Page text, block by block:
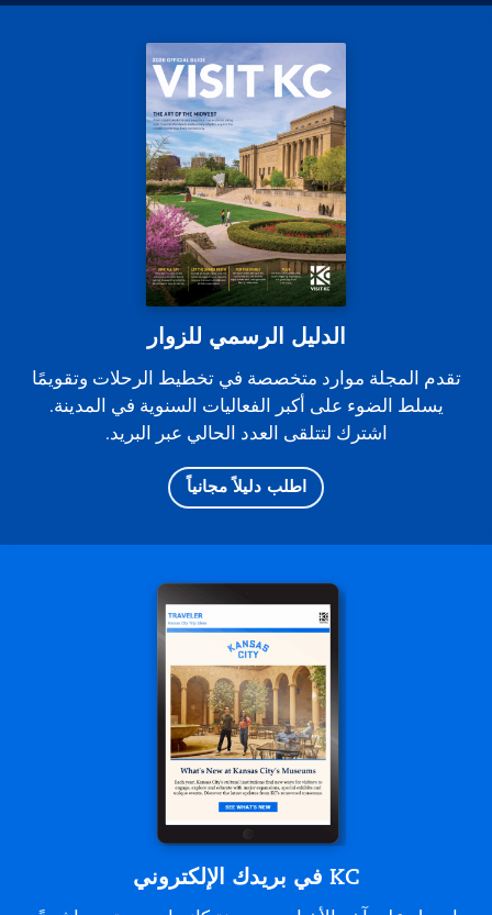
الدليل الرسمي للزوار
تقدم المجلة موارد متخصصة في تخطيط الرحلات وتقويمًا
يسلط الضوء على أكبر الفعاليات السنوية في المدينة.
اشترك لتتلقى العدد الحالي عبر البريد.
اطلب دليلاً مجانياً
KC في بريدك الإلكتروني